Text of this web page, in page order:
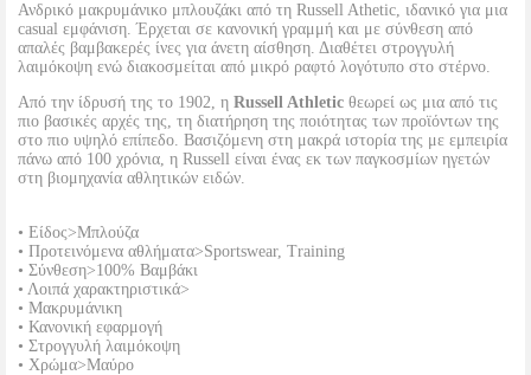
Ανδρικό μακρυμάνικο μπλουζάκι από τη Russell Athetic, ιδανικό για μια
casual εμφάνιση. Έρχεται σε κανονική γραμμή και με σύνθεση από
απαλές βαμβακερές ίνες για άνετη αίσθηση. Διαθέτει στρογγυλή
λαιμόκοψη ενώ διακοσμείται από μικρό ραφτό λογότυπο στο στέρνο.
Από την ίδρυσή της το 1902, η Russell Athletic θεωρεί ως μια από τις
πιο βασικές αρχές της, τη διατήρηση της ποιότητας των προϊόντων της
στο πιο υψηλό επίπεδο. Βασιζόμενη στη μακρά ιστορία της με εμπειρία
πάνω από 100 χρόνια, η Russell είναι ένας εκ των παγκοσμίων ηγετών
στη βιομηχανία αθλητικών ειδών.
• Είδος>Μπλούζα
• Προτεινόμενα αθλήματα>Sportswear, Training
• Σύνθεση>100% Βαμβάκι
• Λοιπά χαρακτηριστικά>
• Μακρυμάνικη
• Κανονική εφαρμογή
• Στρογγυλή λαιμόκοψη
• Χρώμα>Μαύρο